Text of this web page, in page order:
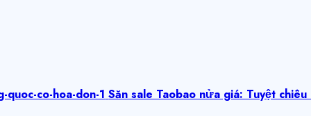
Săn sale Taobao nửa giá: Tuyệt chiêu